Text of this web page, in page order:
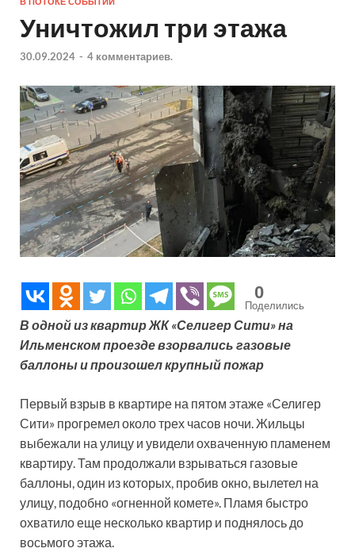
Уничтожил три этажа
30.09.2024 - 4 комментариев.
0
Поделились
В одной из квартир ЖК «Селигер Сити» на
Ильменском проезде взорвались газовые
баллоны и произошел крупный пожар
Первый взрыв в квартире на пятом этаже «Селигер
Сити» прогремел около трех часов ночи. Жильцы
выбежали на улицу и увидели охваченную пламенем
квартиру. Там продолжали взрываться газовые
баллоны, один из которых, пробив окно, вылетел на
улицу, подобно «огненной комете». Пламя быстро
охватило еще несколько квартир и поднялось до
восьмого этажа.